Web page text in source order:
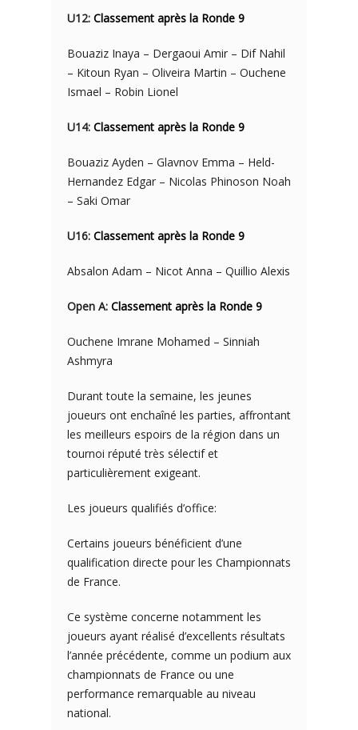
U12: Classement après la Ronde 9
Bouaziz Inaya – Dergaoui Amir – Dif Nahil
– Kitoun Ryan – Oliveira Martin – Ouchene
Ismael – Robin Lionel
U14: Classement après la Ronde 9
Bouaziz Ayden – Glavnov Emma – Held-
Hernandez Edgar – Nicolas Phinoson Noah
– Saki Omar
U16: Classement après la Ronde 9
Absalon Adam – Nicot Anna – Quillio Alexis
Open A: Classement après la Ronde 9
Ouchene Imrane Mohamed – Sinniah
Ashmyra
Durant toute la semaine, les jeunes
joueurs ont enchaîné les parties, affrontant
les meilleurs espoirs de la région dans un
tournoi réputé très sélectif et
particulièrement exigeant.
Les joueurs qualifiés d’office:
Certains joueurs bénéficient d’une
qualification directe pour les Championnats
de France.
Ce système concerne notamment les
joueurs ayant réalisé d’excellents résultats
l’année précédente, comme un podium aux
championnats de France ou une
performance remarquable au niveau
national.